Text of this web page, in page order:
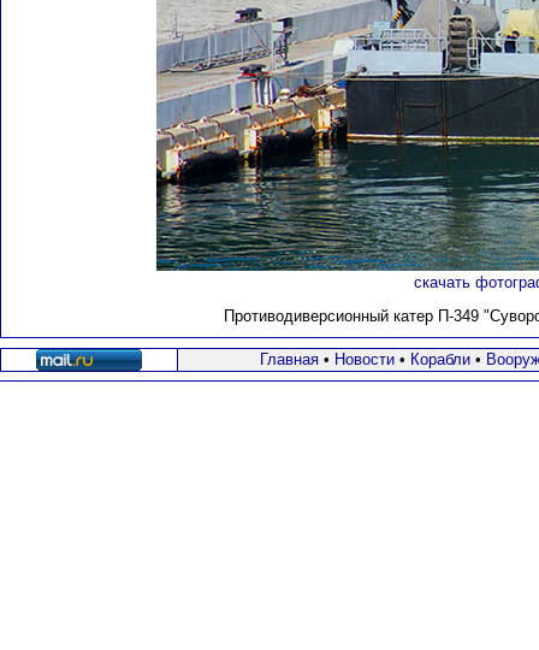
скачать
Противодиверсионный катер П-349
Главная• Новости• Корабли•